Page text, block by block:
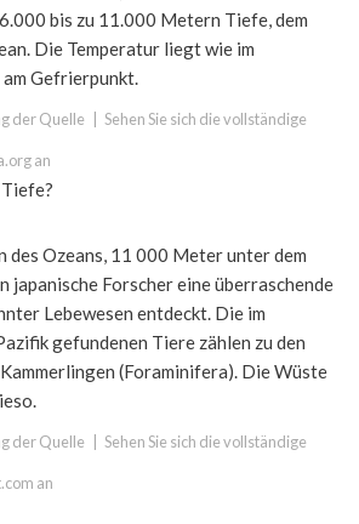
bis zu 11.000 Metern Tiefe, dem
Die Temperatur liegt wie im
Gefrierpunkt.
der Quelle Sehen Sie sich die vollständige
an
des Ozeans, 11 000 Meter unter dem
japanische Forscher eine überraschende
Lebewesen entdeckt. Die im
gefundenen Tiere zählen zu den
(Foraminifera). Die Wüste
der Quelle Sehen Sie sich die vollständige
an